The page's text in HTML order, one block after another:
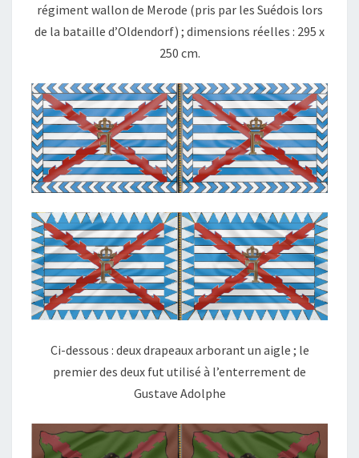
régiment wallon de Merode (pris par les Suédois lors
de la bataille d’Oldendorf) ; dimensions réelles : 295 x
250 cm.
Ci-dessous : deux drapeaux arborant un aigle ; le
premier des deux fut utilisé à l’enterrement de
Gustave Adolphe